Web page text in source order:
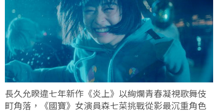
長久允睽違七年新作《炎上》以絢爛青春凝視歌舞伎
町角落，《國寶》女演員森七菜挑戰從影最沉重角色